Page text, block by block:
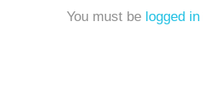
You must be logged in